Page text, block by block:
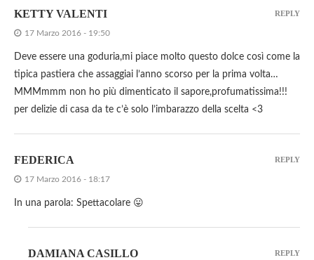
KETTY VALENTI
17 Marzo 2016 - 19:50
Deve essere una goduria,mi piace molto questo dolce così come la
tipica pastiera che assaggiai l’anno scorso per la prima volta…
MMMmmm non ho più dimenticato il sapore,profumatissima!!!
per delizie di casa da te c’è solo l’imbarazzo della scelta <3
REPLY
FEDERICA
17 Marzo 2016 - 18:17
In una parola: Spettacolare 😛
REPLY
DAMIANA CASILLO REPLY